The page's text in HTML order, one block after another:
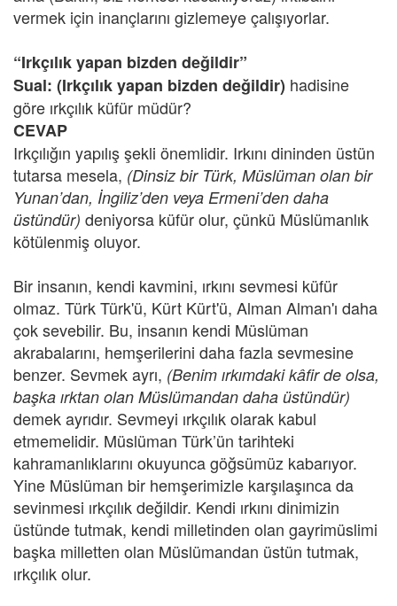
vermek için inançlarını gizlemeye çalışıyorlar.
“Irkçılık yapan bizden değildir”
Sual: (Irkçılık yapan bizden değildir) hadisine
göre ırkçılık küfür müdür?
CEVAP
Irkçılığın yapılış şekli önemlidir. Irkını dininden üstün
tutarsa mesela, (Dinsiz bir Türk, Müslüman olan bir
Yunan’dan, İngiliz’den veya Ermeni’den daha
üstündür) deniyorsa küfür olur, çünkü Müslümanlık
kötülenmiş oluyor.
Bir insanın, kendi kavmini, ırkını sevmesi küfür
olmaz. Türk Türk'ü, Kürt Kürt'ü, Alman Alman'ı daha
çok sevebilir. Bu, insanın kendi Müslüman
akrabalarını, hemşerilerini daha fazla sevmesine
benzer. Sevmek ayrı, (Benim ırkımdaki kâfir de olsa,
başka ırktan olan Müslümandan daha üstündür)
demek ayrıdır. Sevmeyi ırkçılık olarak kabul
etmemelidir. Müslüman Türk’ün tarihteki
kahramanlıklarını okuyunca göğsümüz kabarıyor.
Yine Müslüman bir hemşerimizle karşılaşınca da
sevinmesi ırkçılık değildir. Kendi ırkını dinimizin
üstünde tutmak, kendi milletinden olan gayrimüslimi
başka milletten olan Müslümandan üstün tutmak,
ırkçılık olur.